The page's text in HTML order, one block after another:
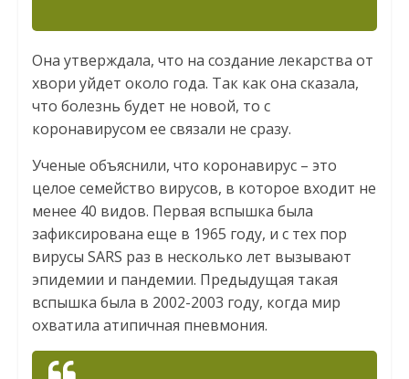
Она утверждала, что на создание лекарства от
хвори уйдет около года. Так как она сказала,
что болезнь будет не новой, то с
коронавирусом ее связали не сразу.
Ученые объяснили, что коронавирус – это
целое семейство вирусов, в которое входит не
менее 40 видов. Первая вспышка была
зафиксирована еще в 1965 году, и с тех пор
вирусы SARS раз в несколько лет вызывают
эпидемии и пандемии. Предыдущая такая
вспышка была в 2002-2003 году, когда мир
охватила атипичная пневмония.